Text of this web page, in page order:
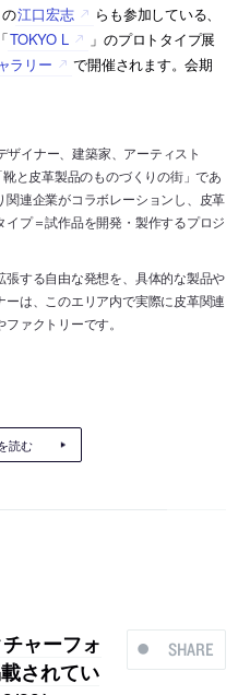
江口宏志
らも参加している、
TOKYO L
」のプロトタイプ展
ラリー
で開催されます。会期
ザイナー、建築家、アーティスト
と皮革製品のものづくりの街」であ
関連企業がコラボレーションし、皮革
プ＝試作品を開発・製作するプロジ
する自由な発想を、具体的な製品や
は、このエリア内で実際に皮革関連
ァクトリーです。
読む
SHARE
ャーフォ
されてい